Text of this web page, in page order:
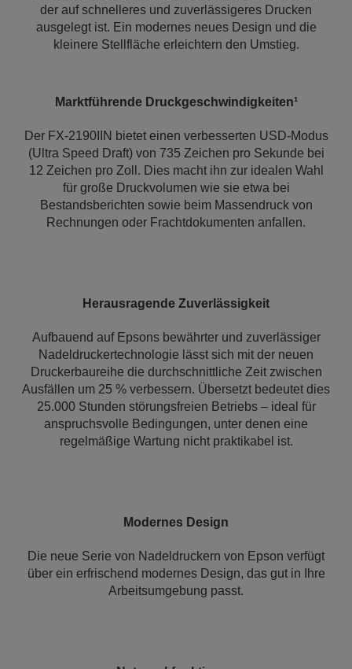
der auf schnelleres und zuverlässigeres Drucken
ausgelegt ist. Ein modernes neues Design und die
kleinere Stellfläche erleichtern den Umstieg.
Marktführende Druckgeschwindigkeiten¹
Der FX-2190IIN bietet einen verbesserten USD-Modus
(Ultra Speed Draft) von 735 Zeichen pro Sekunde bei
12 Zeichen pro Zoll. Dies macht ihn zur idealen Wahl
für große Druckvolumen wie sie etwa bei
Bestandsberichten sowie beim Massendruck von
Rechnungen oder Frachtdokumenten anfallen.
Herausragende Zuverlässigkeit
Aufbauend auf Epsons bewährter und zuverlässiger
Nadeldruckertechnologie lässt sich mit der neuen
Druckerbaureihe die durchschnittliche Zeit zwischen
Ausfällen um 25 % verbessern. Übersetzt bedeutet dies
25.000 Stunden störungsfreien Betriebs – ideal für
anspruchsvolle Bedingungen, unter denen eine
regelmäßige Wartung nicht praktikabel ist.
Modernes Design
Die neue Serie von Nadeldruckern von Epson verfügt
über ein erfrischend modernes Design, das gut in Ihre
Arbeitsumgebung passt.